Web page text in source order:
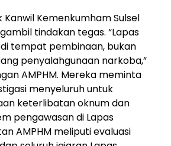
Kanwil Kemenkumham Sulsel
tindakan tegas. “Lapas
tempat pembinaan, bukan
penyalahgunaan narkoba,”
AMPHM. Mereka meminta
menyeluruh untuk
keterlibatan oknum dan
pengawasan di Lapas
AMPHM meliputi evaluasi